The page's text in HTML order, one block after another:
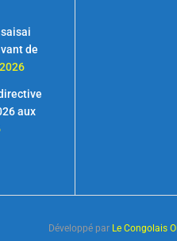
de
aux
Développé par Le Congolais